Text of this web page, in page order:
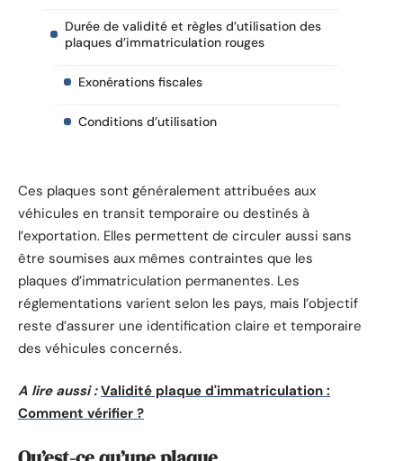
Durée de validité et règles d’utilisation des
plaques d’immatriculation rouges
Exonérations fiscales
Conditions d’utilisation
Ces plaques sont généralement attribuées aux
véhicules en transit temporaire ou destinés à
l’exportation. Elles permettent de circuler aussi sans
être soumises aux mêmes contraintes que les
plaques d’immatriculation permanentes. Les
réglementations varient selon les pays, mais l’objectif
reste d’assurer une identification claire et temporaire
des véhicules concernés.
A lire aussi : Validité plaque d'immatriculation :
Comment vérifier ?